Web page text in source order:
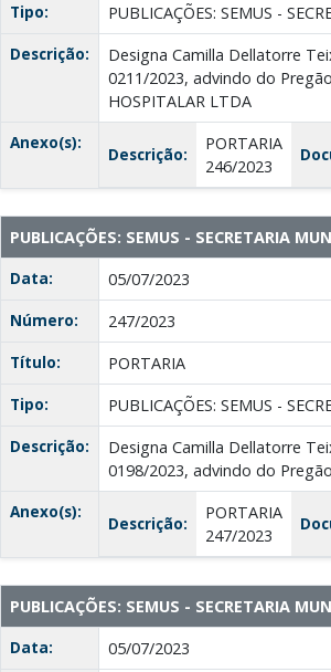
Tipo:
PUBLICAÇÕES: SEMUS -
Descrição:
Designa Camilla Dellatorre
0211/2023, advindo do
HOSPITALAR LTDA
Anexo(s):
Descrição:
PORTARIA
246/2023
PUBLICAÇÕES: SEMUS - SECRETARIA
Data:
05/07/2023
Número:
247/2023
Título:
PORTARIA
Tipo:
PUBLICAÇÕES: SEMUS -
Descrição:
Designa Camilla Dellatorre
0198/2023, advindo do
Anexo(s):
Descrição:
PORTARIA
247/2023
PUBLICAÇÕES: SEMUS - SECRETARIA
Data:
05/07/2023